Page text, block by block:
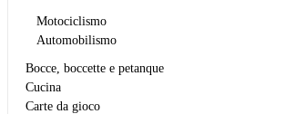
Motociclismo
Automobilismo
Bocce, boccette e petanque
Cucina
Carte da gioco